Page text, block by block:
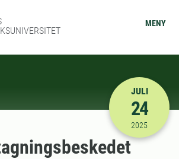
MENY
2025-07-
JULI
24
2025